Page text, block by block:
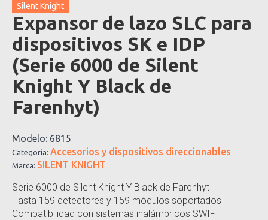
Silent Knight
Expansor de lazo SLC para
dispositivos SK e IDP
(Serie 6000 de Silent
Knight Y Black de
Farenhyt)
Modelo: 6815
Categoría: Accesorios y dispositivos direccionables
Marca: SILENT KNIGHT
Serie 6000 de Silent Knight Y Black de Farenhyt
Hasta 159 detectores y 159 módulos soportados
Compatibilidad con sistemas inalámbricos SWIFT